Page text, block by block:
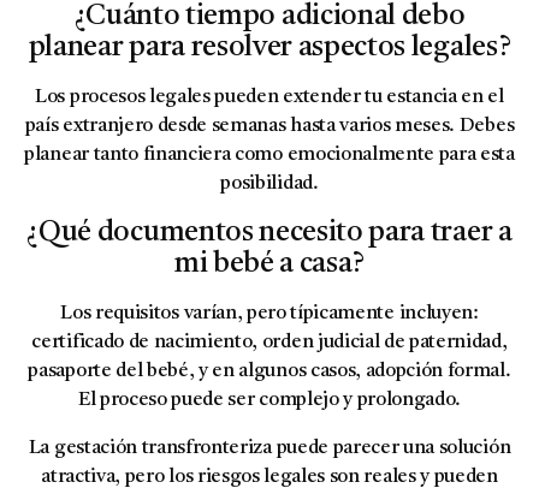
¿Cuánto tiempo adicional debo
planear para resolver aspectos legales?
Los procesos legales pueden extender tu estancia en el
país extranjero desde semanas hasta varios meses. Debes
planear tanto financiera como emocionalmente para esta
posibilidad.
¿Qué documentos necesito para traer a
mi bebé a casa?
Los requisitos varían, pero típicamente incluyen:
certificado de nacimiento, orden judicial de paternidad,
pasaporte del bebé, y en algunos casos, adopción formal.
El proceso puede ser complejo y prolongado.
La gestación transfronteriza puede parecer una solución
atractiva, pero los riesgos legales son reales y pueden